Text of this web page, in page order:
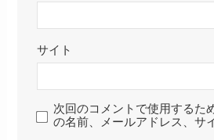
サイト
次回のコメントで使用するた
の名前、メールアドレス、サ